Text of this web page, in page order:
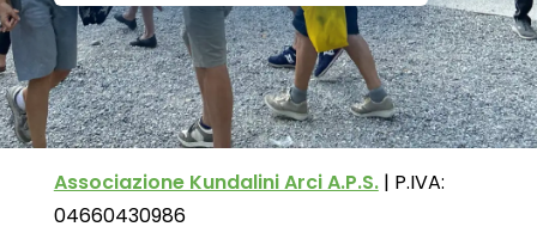
Associazione Kundalini Arci A.P.S.| P.IVA:
04660430986